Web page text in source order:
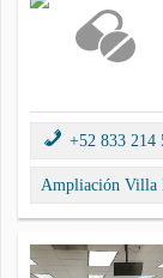
+52 833 214
Ampliación Villa